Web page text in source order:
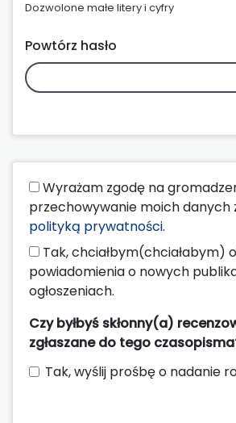
Dozwolone małe litery i cyfry
Powtórz hasło
przechowywanie moich danych
polityką prywatności.
powiadomienia o nowych
ogłoszeniach.
Czy byłbyś skłonny(a)
zgłaszane do tego
Tak, wyślij prośbę o nadanie